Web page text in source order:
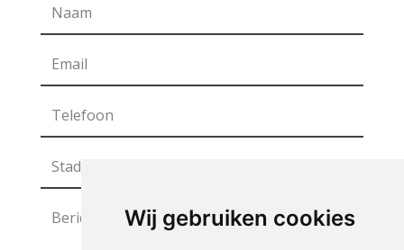
Wij gebruiken cookies